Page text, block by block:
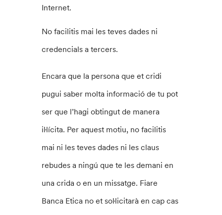
Internet.
No facilitis mai les teves dades ni
credencials a tercers.
Encara que la persona que et cridi
pugui saber molta informació de tu pot
ser que l’hagi obtingut de manera
il·lícita. Per aquest motiu, no facilitis
mai ni les teves dades ni les claus
rebudes a ningú que te les demani en
una crida o en un missatge. Fiare
Banca Etica no et sol·licitarà en cap cas